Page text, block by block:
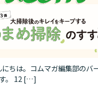
にちは。コムマガ編集部のバ
。 12 […]